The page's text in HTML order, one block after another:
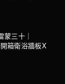
三十｜
箱衛浴牆板X